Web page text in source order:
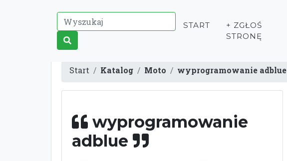
START
+ ZGŁOŚ
STRONĘ
Start Katalog Moto wyprogramowanie adblue
wyprogramowanie
adblue